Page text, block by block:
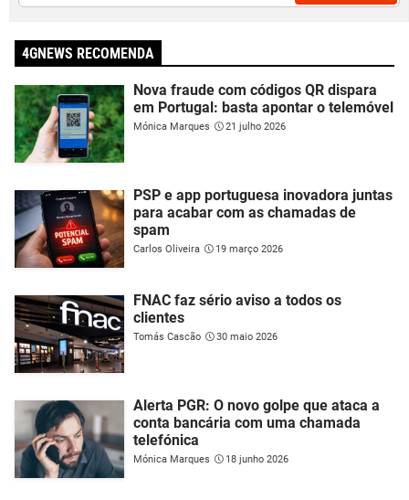
4GNEWS RECOMENDA
Nova fraude com códigos QR dispara
em Portugal: basta apontar o telemóvel
Mónica Marques 21 julho 2026
PSP e app portuguesa inovadora juntas
para acabar com as chamadas de
spam
Carlos Oliveira 19 março 2026
FNAC faz sério aviso a todos os
clientes
Tomás Cascão 30 maio 2026
Alerta PGR: O novo golpe que ataca a
conta bancária com uma chamada
telefónica
Mónica Marques 18 junho 2026